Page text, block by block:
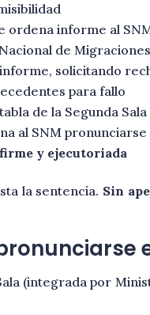
ordena informe al
de Migraciones
solicitando
para fallo
de la Segunda Sala
al SNM pronunciarse
firme y ejecutoriada
la sentencia. Sin
(integrada por